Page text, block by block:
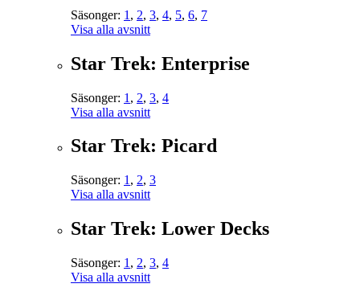
Säsonger: 1 , 2, 3, 4, 5, 6, 7
Visa alla avsnitt
Star Trek: Enterprise
Säsonger: 1 , 2, 3, 4
Visa alla avsnitt
Star Trek: Picard
Säsonger: 1 , 2, 3
Visa alla avsnitt
Star Trek: Lower Decks
Säsonger: 1 , 2, 3, 4
Visa alla avsnitt